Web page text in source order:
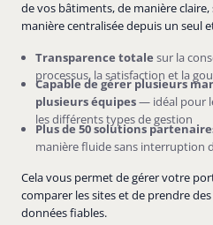
de vos bâtiments, de manière
manière centralisée depuis un seul
Transparence totale sur la
processus, la satisfaction et la
Capable de gérer plusieurs
plusieurs équipes— idéal pour
les différents types de gestion
Plus de 50 solutions
manière fluide sans interruption
Cela vous permet de gérer votre
comparer les sites et de prendre
données fiables.